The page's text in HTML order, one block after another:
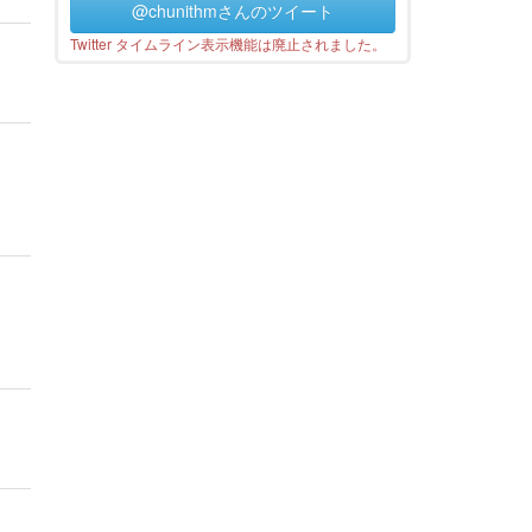
@chunithmさんのツイート
Twitter タイムライン表示機能は廃止されました。